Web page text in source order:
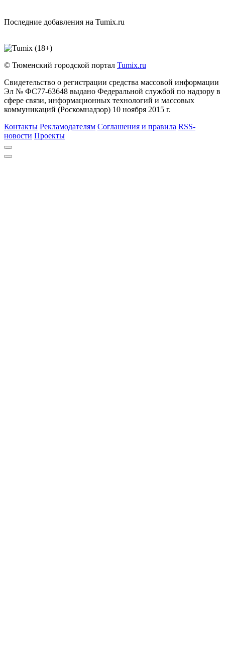
Последние добавления на Tumix.ru
© Тюменский городской портал Tumix.ru
Свидетельство о регистрации средства массовой информации
Эл № ФС77-63648 выдано Федеральной службой по надзору в
сфере связи, информационных технологий и массовых
коммуникаций (Роскомнадзор) 10 ноября 2015 г.
Контакты Рекламодателям Соглашения и правила RSS-
новости Проекты